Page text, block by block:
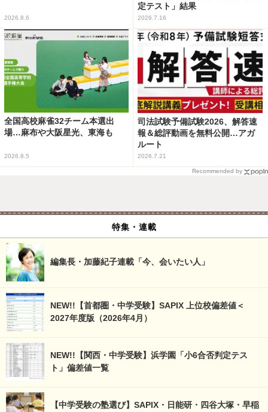
2026.8.6
定テスト」結果
2026.7.16
全国高校麻雀32チーム本選出
場…麻布や大阪星光、東海も
2026.8.5
司法試験予備試験2026、解答速
報＆総評動画を無料公開…アガ
ルート
2026.7.21
Recommended by
特集・連載
編集長・加藤紀子連載「今、会いたい人」
NEW!!【首都圏・中学受験】SAPIX 上位校偏差値＜
2027年度版（2026年4月）
NEW!!【関西・中学受験】浜学園「小6合否判定テス
ト」偏差値一覧
【中学受験の塾選び】SAPIX・日能研・四谷大塚・早稲